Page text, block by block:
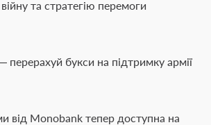
та стратегію перемоги
букси на підтримку армії
від Monobank тепер доступна на